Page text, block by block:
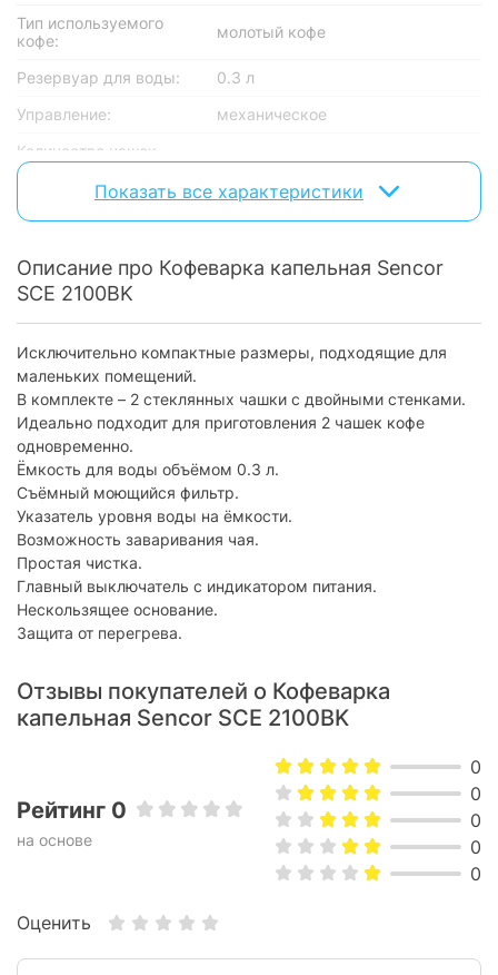
Тип используемого
кофе:
молотый кофе
Резервуар для воды:
0.3 л
Управление:
механическое
Количество чашек
готового напитка:
2
Индикатор включения:
есть
воды:
Автоматическое
Тип фильтра:
Конструктивные особенности
Одновременное
приготовление 2-х
чашек кофе:
есть
Дисплей:
без дисплея
Контейнер для молотого
кофе:
Особенности
Приготовление
молочных напитков:
отсутствует
Материал корпуса:
пластик
Материал кофейника:
без кофейника
Цвет корпуса:
черный с серебристым
Размеры:
32.5 x 21.5 x 20.5 см
Показать все характеристики
Описание про Кофеварка капельная Sencor
SCE 2100BK
Исключительно компактные размеры, подходящие для
маленьких помещений.
В комплекте – 2 стеклянных чашки с двойными стенками.
Идеально подходит для приготовления 2 чашек кофе
одновременно.
Ёмкость для воды объёмом 0.3 л.
Съёмный моющийся фильтр.
Указатель уровня воды на ёмкости.
Возможность заваривания чая.
Простая чистка.
Главный выключатель с индикатором питания.
Нескользящее основание.
Защита от перегрева.
Отзывы покупателей о Кофеварка
капельная Sencor SCE 2100BK
Рейтинг 0
на основе
0
0
0
0
0
Оценить